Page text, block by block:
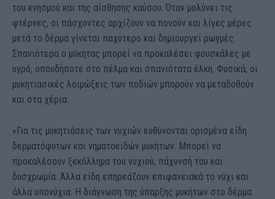
του κνησμού και της αίσθησης καύσου. Όταν μολύνει τις
φτέρνες, οι πάσχοντες αρχίζουν να πονούν και λίγες μέρες
μετά το δέρμα γίνεται παχύτερο και δημιουργεί ρωγμές.
Σπανιότερα ο μύκητας μπορεί να προκαλέσει φουσκάλες με
υγρό, οπουδήποτε στο πέλμα και σπανιότατα έλκη. Φυσικά, οι
μυκητιασικές λοιμώξεις των ποδιών μπορούν να μεταδοθούν
και στα χέρια.
«Για τις μυκητιάσεις των νυχιών ευθύνονται ορισμένα είδη
δερματόφυτων και νηματοειδών μυκήτων. Μπορεί να
προκαλέσουν ξεκόλλημα του νυχιού, πάχυνσή του και
δυσχρωμία. Άλλα είδη επηρεάζουν επιφανειακά το νύχι και
άλλα υπονύχια. Η διάγνωση της ύπαρξης μυκήτων στο δέρμα